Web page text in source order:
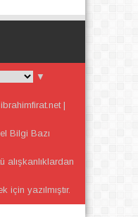
▼
ibrahimfirat.net |
Bilgi Bazı
alışkanlıklardan
için yazılmıştır.